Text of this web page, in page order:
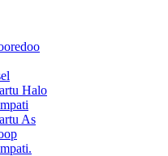
Halo
As